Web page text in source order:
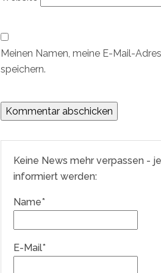
Meinen Namen, meine E-Mail-
speichern.
Keine News mehr verpassen -
informiert werden:
Name*
E-Mail*